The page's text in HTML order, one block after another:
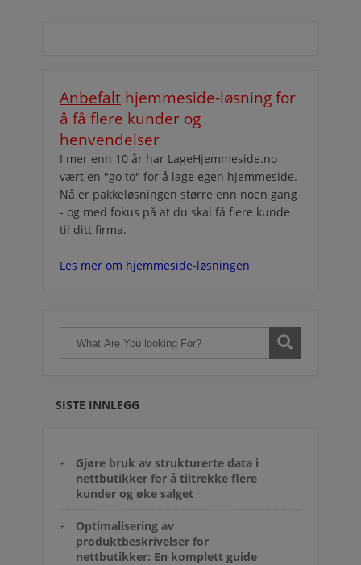
Anbefalt hjemmeside-løsning for
å få flere kunder og
henvendelser
I mer enn 10 år har LageHjemmeside.no
vært en "go to" for å lage egen hjemmeside.
Nå er pakkeløsningen større enn noen gang
- og med fokus på at du skal få flere kunde
til ditt firma.
Les mer om hjemmeside-løsningen
SISTE INNLEGG
Gjøre bruk av strukturerte data i
nettbutikker for å tiltrekke flere
kunder og øke salget
Optimalisering av
produktbeskrivelser for
nettbutikker: En komplett guide